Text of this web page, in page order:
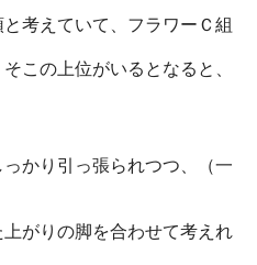
考えていて、フラワーＣ組
この上位がいるとなると、
かり引っ張られつつ、（一
がりの脚を合わせて考えれ